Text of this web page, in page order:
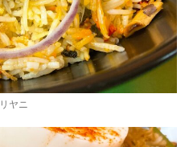
ヤニ